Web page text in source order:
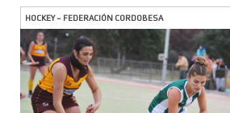
HOCKEY – FEDERACIÓN CORDOBESA